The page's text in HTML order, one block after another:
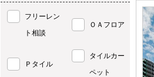
フリーレン
ト相談
ＯＡフロア
Ｐタイル
タイルカー
ペット